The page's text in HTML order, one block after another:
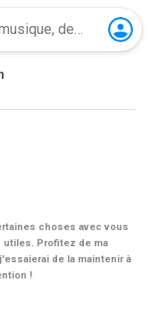
choses avec vous
Profitez de ma
de la maintenir à
!